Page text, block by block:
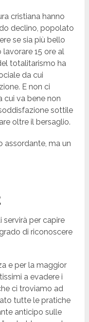
cristiana hanno
declino, popolato
se sia più bello
15 ore al
totalitarismo ha
da cui
E non ci
cui va bene non
sottile
oltre il bersaglio.
assordante, ma un
servirà per capire
di riconoscere
e per la maggior
a evadere i
ci troviamo ad
tutte le pratiche
anticipo sulle